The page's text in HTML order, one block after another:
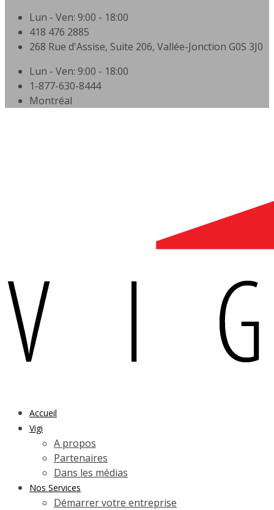
Lun - Ven: 9:00 - 18:00
418 476 2885
268 Rue d'Assise, Suite 206, Vallée-Jonction G0S 3J0
Lun - Ven: 9:00 - 18:00
1-877-630-8444
Montréal
Accueil
Vigi
A propos
Partenaires
Dans les médias
Nos Services
Démarrer votre entreprise